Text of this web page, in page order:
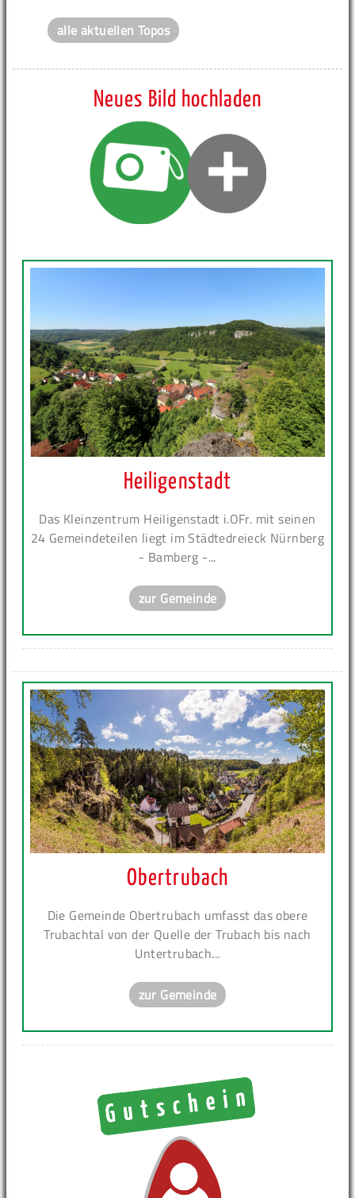
alle aktuellen Topos
Neues Bild hochladen
Heiligenstadt
Das Kleinzentrum Heiligenstadt i.OFr. mit seinen
24 Gemeindeteilen liegt im Städtedreieck Nürnberg
- Bamberg -...
zur Gemeinde
Obertrubach
Die Gemeinde Obertrubach umfasst das obere
Trubachtal von der Quelle der Trubach bis nach
Untertrubach...
zur Gemeinde